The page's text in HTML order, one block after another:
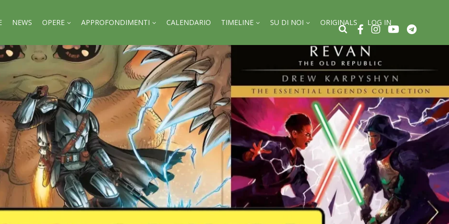
NEWS OPERE APPROFONDIMENTI CALENDARIO TIMELINE SU DI NOI ORIGINALS LOG IN